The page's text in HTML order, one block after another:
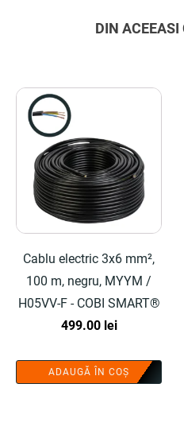
DIN ACEEASI
Cablu electric 3x6 mm²,
100 m, negru, MYYM /
H05VV-F - COBI SMART®
499.00 lei
ADAUGĂ ÎN COȘ